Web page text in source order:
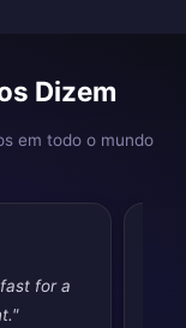
Dizem
em todo o mundo
for a